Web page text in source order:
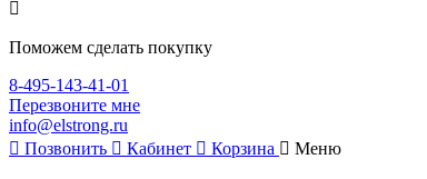
Поможем сделать покупку
8-495-143-41-01
Перезвоните мне
info@elstrong.ru
Позвонить
Кабинет Корзина Меню